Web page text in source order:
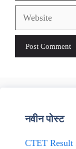
Website
नवीन पोस्ट
CTET Result